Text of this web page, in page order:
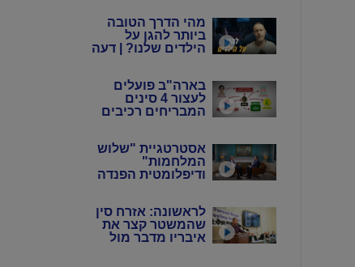
מהי הדרך הטובה
ביותר להגן על
הילדים שלנו? | דעה
בארה"ב פועלים
לעצור 4 סינים
המבריחים רכיבים
באיראן
אסטרטגיית "שלוש
המלחמות"
ודיפלומטית הפנדה
לראשונה: אזרח סין
שהמשטר קצר את
איבריו מדבר מול